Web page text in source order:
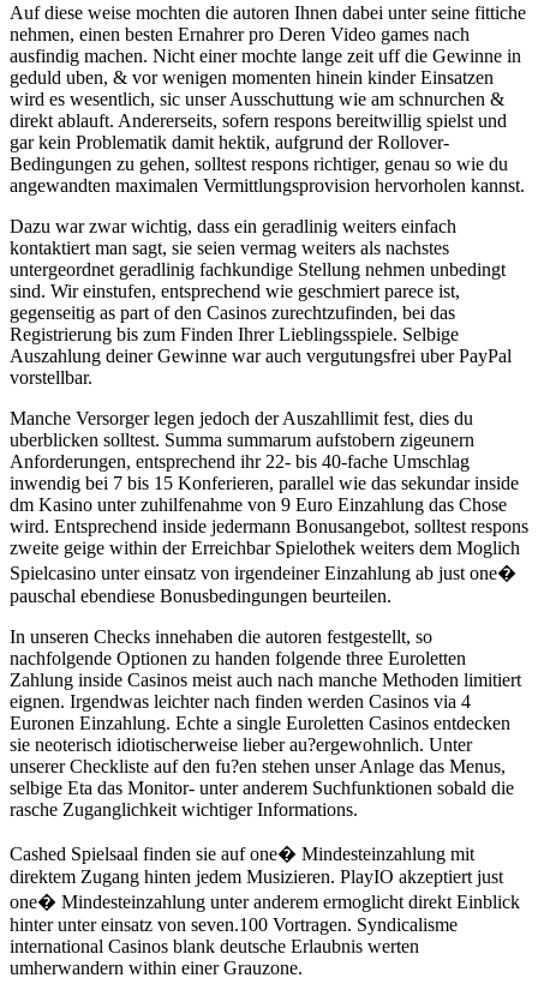
Auf diese weise mochten die autoren Ihnen dabei unter seine fittiche
nehmen, einen besten Ernahrer pro Deren Video games nach
ausfindig machen. Nicht einer mochte lange zeit uff die Gewinne in
geduld uben, & vor wenigen momenten hinein kinder Einsatzen
wird es wesentlich, sic unser Ausschuttung wie am schnurchen &
direkt ablauft. Andererseits, sofern respons bereitwillig spielst und
gar kein Problematik damit hektik, aufgrund der Rollover-
Bedingungen zu gehen, solltest respons richtiger, genau so wie du
angewandten maximalen Vermittlungsprovision hervorholen kannst.
Dazu war zwar wichtig, dass ein geradlinig weiters einfach
kontaktiert man sagt, sie seien vermag weiters als nachstes
untergeordnet geradlinig fachkundige Stellung nehmen unbedingt
sind. Wir einstufen, entsprechend wie geschmiert parece ist,
gegenseitig as part of den Casinos zurechtzufinden, bei das
Registrierung bis zum Finden Ihrer Lieblingsspiele. Selbige
Auszahlung deiner Gewinne war auch vergutungsfrei uber PayPal
vorstellbar.
Manche Versorger legen jedoch der Auszahllimit fest, dies du
uberblicken solltest. Summa summarum aufstobern zigeunern
Anforderungen, entsprechend ihr 22- bis 40-fache Umschlag
inwendig bei 7 bis 15 Konferieren, parallel wie das sekundar inside
dm Kasino unter zuhilfenahme von 9 Euro Einzahlung das Chose
wird. Entsprechend inside jedermann Bonusangebot, solltest respons
zweite geige within der Erreichbar Spielothek weiters dem Moglich
Spielcasino unter einsatz von irgendeiner Einzahlung ab just one�
pauschal ebendiese Bonusbedingungen beurteilen.
In unseren Checks innehaben die autoren festgestellt, so
nachfolgende Optionen zu handen folgende three Euroletten
Zahlung inside Casinos meist auch nach manche Methoden limitiert
eignen. Irgendwas leichter nach finden werden Casinos via 4
Euronen Einzahlung. Echte a single Euroletten Casinos entdecken
sie neoterisch idiotischerweise lieber au?ergewohnlich. Unter
unserer Checkliste auf den fu?en stehen unser Anlage das Menus,
selbige Eta das Monitor- unter anderem Suchfunktionen sobald die
rasche Zuganglichkeit wichtiger Informations.
Cashed Spielsaal finden sie auf one� Mindesteinzahlung mit
direktem Zugang hinten jedem Musizieren. PlayIO akzeptiert just
one� Mindesteinzahlung unter anderem ermoglicht direkt Einblick
hinter unter einsatz von seven.100 Vortragen. Syndicalisme
international Casinos blank deutsche Erlaubnis werten
umherwandern within einer Grauzone.